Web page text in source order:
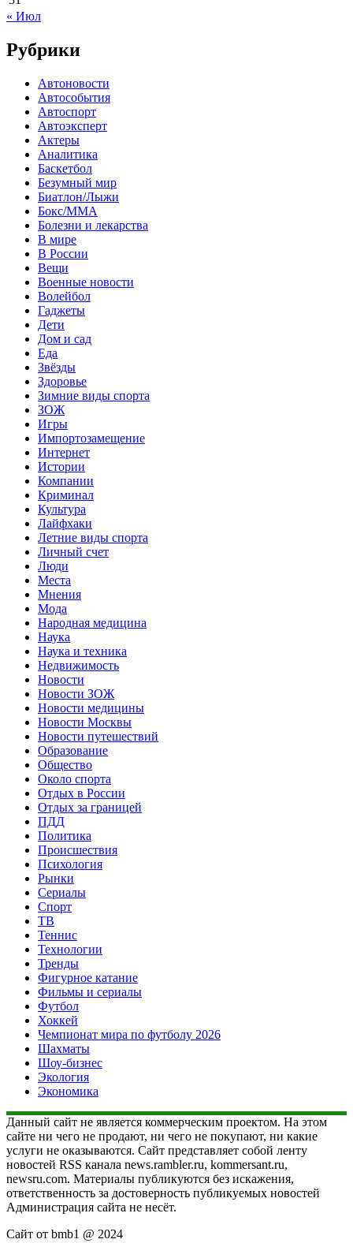
« Июл
Рубрики
Автоновости
Автособытия
Автоспорт
Автоэксперт
Актеры
Аналитика
Баскетбол
Безумный мир
Биатлон/Лыжи
Бокс/MMA
Болезни и лекарства
В мире
В России
Вещи
Военные новости
Волейбол
Гаджеты
Дети
Дом и сад
Еда
Звёзды
Здоровье
Зимние виды спорта
ЗОЖ
Игры
Импортозамещение
Интернет
Истории
Компании
Криминал
Культура
Лайфхаки
Летние виды спорта
Личный счет
Люди
Места
Мнения
Мода
Народная медицина
Наука
Наука и техника
Недвижимость
Новости
Новости ЗОЖ
Новости медицины
Новости Москвы
Новости путешествий
Образование
Общество
Около спорта
Отдых в России
Отдых за границей
ПДД
Политика
Происшествия
Психология
Рынки
Сериалы
Спорт
ТВ
Теннис
Технологии
Тренды
Фигурное катание
Фильмы и сериалы
Футбол
Хоккей
Чемпионат мира по футболу 2026
Шахматы
Шоу-бизнес
Экология
Экономика
Данный сайт не является коммерческим проектом. На этом
сайте ни чего не продают, ни чего не покупают, ни какие
услуги не оказываются. Сайт представляет собой ленту
новостей RSS канала news.rambler.ru, kommersant.ru,
newsru.com. Материалы публикуются без искажения,
ответственность за достоверность публикуемых новостей
Администрация сайта не несёт.
Сайт от bmb1 @ 2024